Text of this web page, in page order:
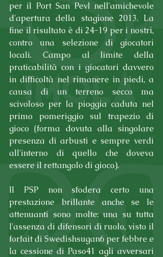
per il Port San Pevl nell'amichevole
d'apertura della stagione 2013. La
fine il risultato è di 24-19 per i nostri,
contro una selezione di giocatori
locali. Campo al limite della
praticabilità con i giocatori davvero
in difficoltà nel rimanere in piedi, a
causa di un terreno secco ma
scivoloso per la pioggia caduta nel
primo pomeriggio sul trapezio di
gioco (forma dovuta alla singolare
presenza di arbusti e sempre verdi
all'interno di quello che doveva
essere il rettangolo di gioco).
Il PSP non sfodera certo una
prestazione brillante anche se le
attenuanti sono molte: una su tutta
l'assenza di difensori di ruolo, visto il
forfait di Swedishsugan6 per febbre e
la cessione di Paso41 agli avversari